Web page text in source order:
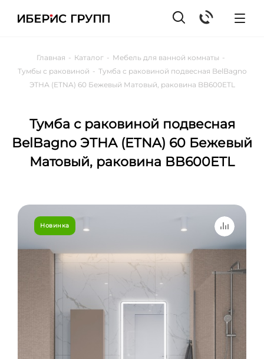
Главная - Каталог - Мебель для ванной комнаты -
Тумбы с раковиной - Тумба с раковиной подвесная BelBagno
ЭТНА (ETNA) 60 Бежевый Матовый, раковина BB600ETL
Тумба с раковиной подвесная
BelBagno ЭТНА (ETNA) 60 Бежевый
Матовый, раковина BB600ETL
Новинка